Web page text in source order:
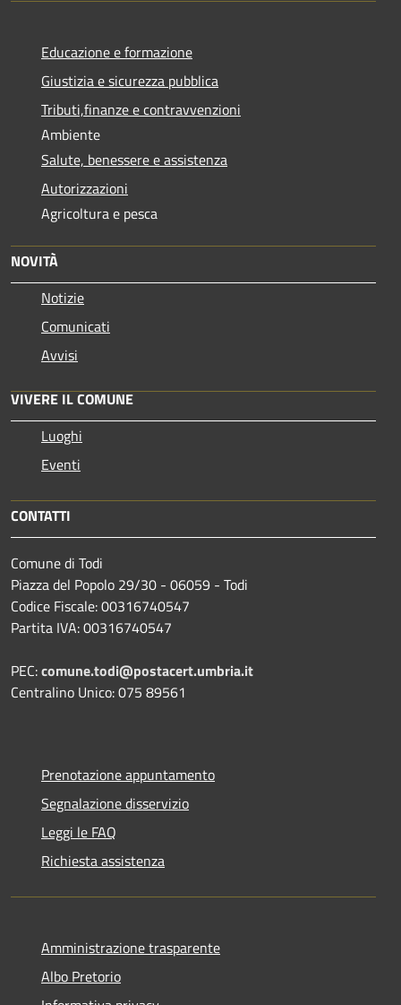
Educazione e formazione
Giustizia e sicurezza pubblica
Tributi,finanze e contravvenzioni
Ambiente
Salute, benessere e assistenza
Autorizzazioni
Agricoltura e pesca
NOVITÀ
Notizie
Comunicati
Avvisi
VIVERE IL COMUNE
Luoghi
Eventi
CONTATTI
Comune di Todi
Piazza del Popolo 29/30 - 06059 - Todi
Codice Fiscale: 00316740547
Partita IVA: 00316740547
PEC:comune.todi@postacert.umbria.it
Centralino Unico: 075 89561
Prenotazione appuntamento
Segnalazione disservizio
Leggi le FAQ
Richiesta assistenza
Amministrazione trasparente
Albo Pretorio